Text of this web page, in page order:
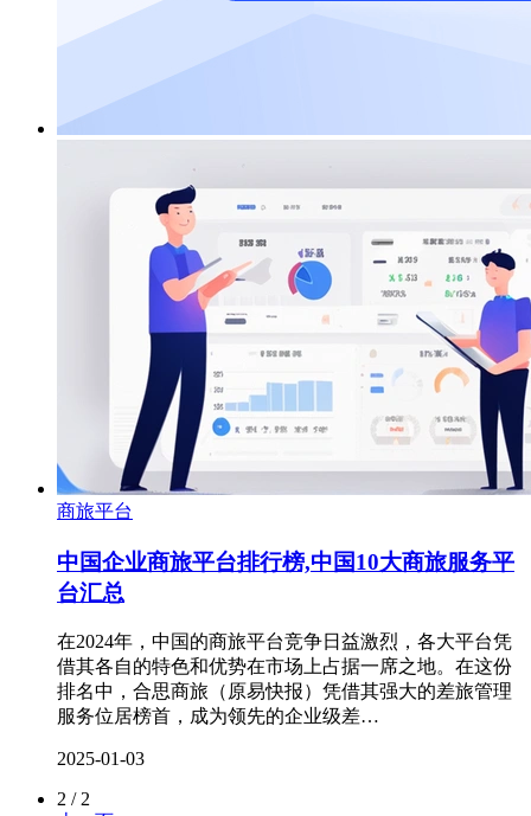
商旅平台
中国企业商旅平台排行榜,中国10大商旅服务平
台汇总
在2024年，中国的商旅平台竞争日益激烈，各大平台凭
借其各自的特色和优势在市场上占据一席之地。在这份
排名中，合思商旅（原易快报）凭借其强大的差旅管理
服务位居榜首，成为领先的企业级差…
2025-01-03
2 / 2